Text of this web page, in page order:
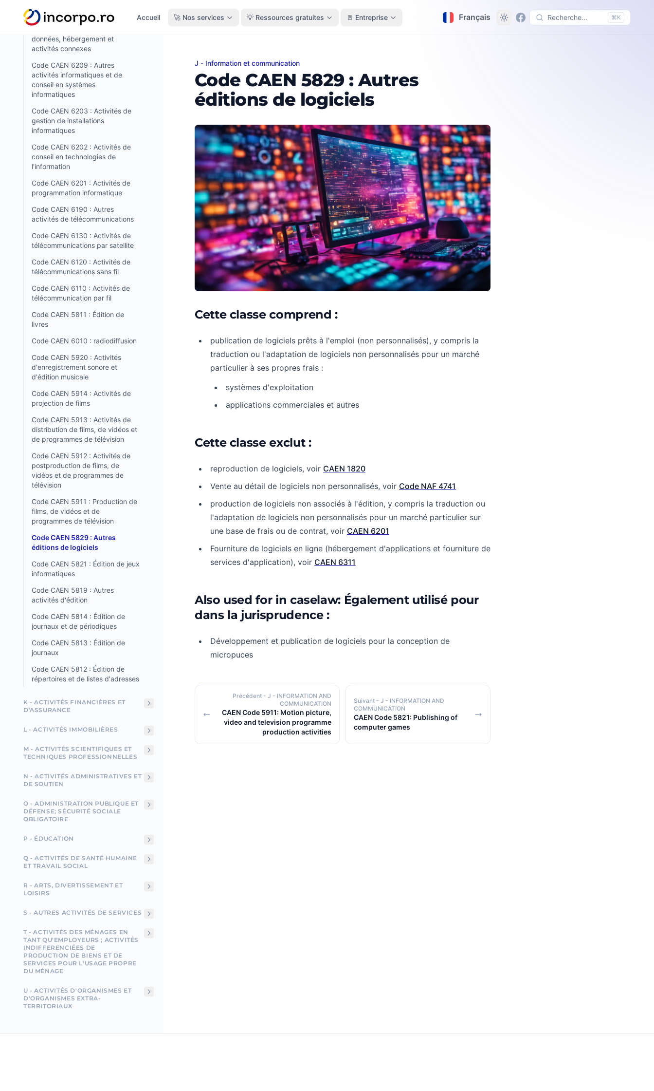
principal
Accueil 🚀 Nos services 💡 Ressources gratuites 🚪 Entreprise Français Recherche... ⌘K
Code CAEN 6312 : Portails Web
données, hébergement et
activités connexes
Code CAEN 6209 : Autres
activités informatiques et de
conseil en systèmes
informatiques
Code CAEN 6203 : Activités de
gestion de installations
informatiques
Code CAEN 6202 : Activités de
conseil en technologies de
l'information
Code CAEN 6201 : Activités de
programmation informatique
Code CAEN 6190 : Autres
activités de télécommunications
Code CAEN 6130 : Activités de
télécommunications par satellite
Code CAEN 6120 : Activités de
télécommunications sans fil
Code CAEN 6110 : Activités de
télécommunication par fil
Code CAEN 5811 : Édition de
livres
Code CAEN 6010 : radiodiffusion
Code CAEN 5920 : Activités
d'enregistrement sonore et
d'édition musicale
Code CAEN 5914 : Activités de
projection de films
Code CAEN 5913 : Activités de
distribution de films, de vidéos et
de programmes de télévision
Code CAEN 5912 : Activités de
postproduction de films, de
vidéos et de programmes de
télévision
Code CAEN 5911 : Production de
films, de vidéos et de
programmes de télévision
Code CAEN 5829 : Autres
éditions de logiciels
Code CAEN 5821 : Édition de jeux
informatiques
Code CAEN 5819 : Autres
activités d'édition
Code CAEN 5814 : Édition de
journaux et de périodiques
Code CAEN 5813 : Édition de
journaux
Code CAEN 5812 : Édition de
répertoires et de listes d'adresses
K - ACTIVITÉS FINANCIÈRES ET
D'ASSURANCE
L - ACTIVITÉS IMMOBILIÈRES
M - ACTIVITÉS SCIENTIFIQUES ET
TECHNIQUES PROFESSIONNELLES
N - ACTIVITÉS ADMINISTRATIVES ET
DE SOUTIEN
O - ADMINISTRATION PUBLIQUE ET
DÉFENSE; SÉCURITÉ SOCIALE
OBLIGATOIRE
P - ÉDUCATION
Q - ACTIVITÉS DE SANTÉ HUMAINE
ET TRAVAIL SOCIAL
R - ARTS, DIVERTISSEMENT ET
LOISIRS
S - AUTRES ACTIVITÉS DE SERVICES
T - ACTIVITÉS DES MÉNAGES EN
TANT QU'EMPLOYEURS ; ACTIVITÉS
INDIFFERENCIÉES DE
PRODUCTION DE BIENS ET DE
SERVICES POUR L'USAGE PROPRE
DU MÉNAGE
U - ACTIVITÉS D'ORGANISMES ET
D'ORGANISMES EXTRA-
TERRITORIAUX
Code CAEN 5829 : Autres éditions de logiciels
J - Information et communication
Code CAEN 5829 : Autres
éditions de logiciels
Cette classe comprend :
publication de logiciels prêts à l'emploi (non personnalisés), y compris la
traduction ou l'adaptation de logiciels non personnalisés pour un marché
particulier à ses propres frais :
systèmes d'exploitation
applications commerciales et autres
Cette classe exclut :
reproduction de logiciels, voir CAEN 1820
Vente au détail de logiciels non personnalisés, voir Code NAF 4741
production de logiciels non associés à l'édition, y compris la traduction ou
l'adaptation de logiciels non personnalisés pour un marché particulier sur
une base de frais ou de contrat, voir CAEN 6201
Fourniture de logiciels en ligne (hébergement d'applications et fourniture de
services d'application), voir CAEN 6311
Also used for in caselaw: Également utilisé pour
dans la jurisprudence :
Développement et publication de logiciels pour la conception de
micropuces
Précédent - J - INFORMATION AND
COMMUNICATION
CAEN Code 5911: Motion picture,
video and television programme
production activities
Suivant - J - INFORMATION AND
COMMUNICATION
CAEN Code 5821: Publishing of
computer games